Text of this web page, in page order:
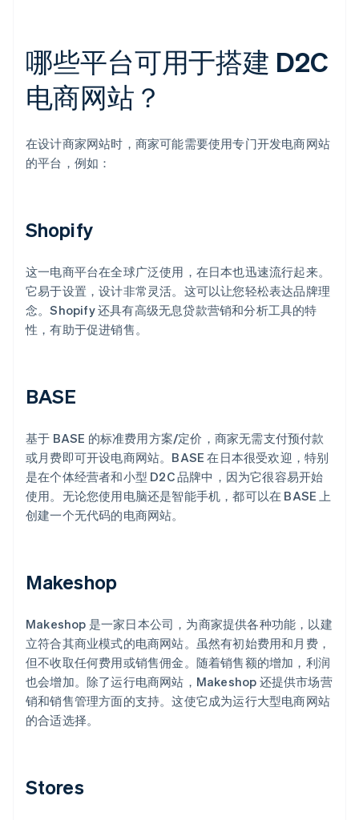
哪些平台可用于搭建 D2C
电商网站？
在设计商家网站时，商家可能需要使用专门开发电商网站
的平台，例如：
Shopify
这一电商平台在全球广泛使用，在日本也迅速流行起来。
它易于设置，设计非常灵活。这可以让您轻松表达品牌理
念。Shopify 还具有高级无息贷款营销和分析工具的特
性，有助于促进销售。
BASE
基于 BASE 的标准费用方案/定价，商家无需支付预付款
或月费即可开设电商网站。BASE 在日本很受欢迎，特别
是在个体经营者和小型 D2C 品牌中，因为它很容易开始
使用。无论您使用电脑还是智能手机，都可以在 BASE 上
创建一个无代码的电商网站。
Makeshop
Makeshop 是一家日本公司，为商家提供各种功能，以建
立符合其商业模式的电商网站。虽然有初始费用和月费，
但不收取任何费用或销售佣金。随着销售额的增加，利润
也会增加。除了运行电商网站，Makeshop 还提供市场营
销和销售管理方面的支持。这使它成为运行大型电商网站
的合适选择。
Stores